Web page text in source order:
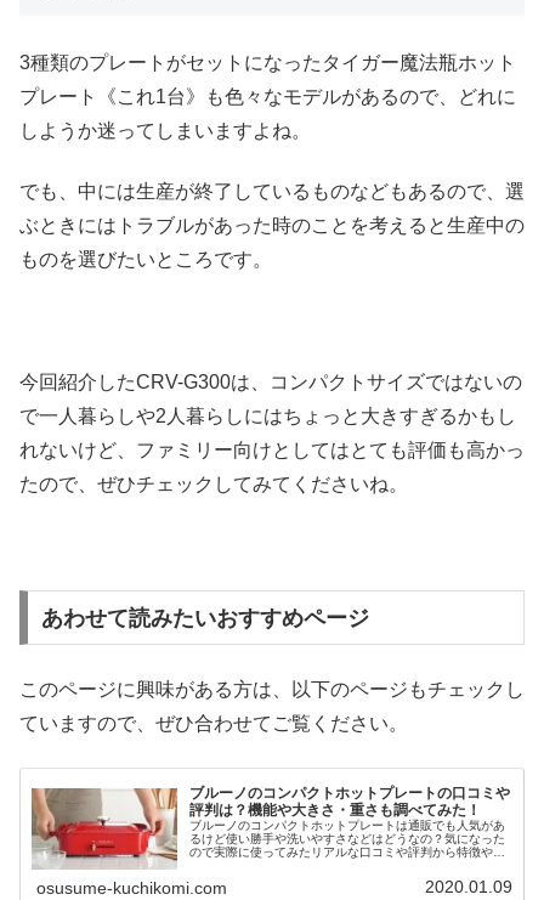
3種類のプレートがセットになったタイガー魔法瓶ホット
プレート《これ1台》も色々なモデルがあるので、どれに
しようか迷ってしまいますよね。
でも、中には生産が終了しているものなどもあるので、選
ぶときにはトラブルがあった時のことを考えると生産中の
ものを選びたいところです。
今回紹介したCRV-G300は、コンパクトサイズではないの
で一人暮らしや2人暮らしにはちょっと大きすぎるかもし
れないけど、ファミリー向けとしてはとても評価も高かっ
たので、ぜひチェックしてみてくださいね。
あわせて読みたいおすすめページ
このページに興味がある方は、以下のページもチェックし
ていますので、ぜひ合わせてご覧ください。
ブルーノのコンパクトホットプレートの口コミや
評判は？機能や大きさ・重さも調べてみた！
ブルーノのコンパクトホットプレートは通販でも人気があ
るけど使い勝手や洗いやすさなどはどうなの？気になった
ので実際に使ってみたリアルな口コミや評判から特徴や電
と思います。これからコンパクトホットプレートを買おう
か悩んでいるという方の参考になれば幸いです。
osusume-kuchikomi.com 2020.01.09